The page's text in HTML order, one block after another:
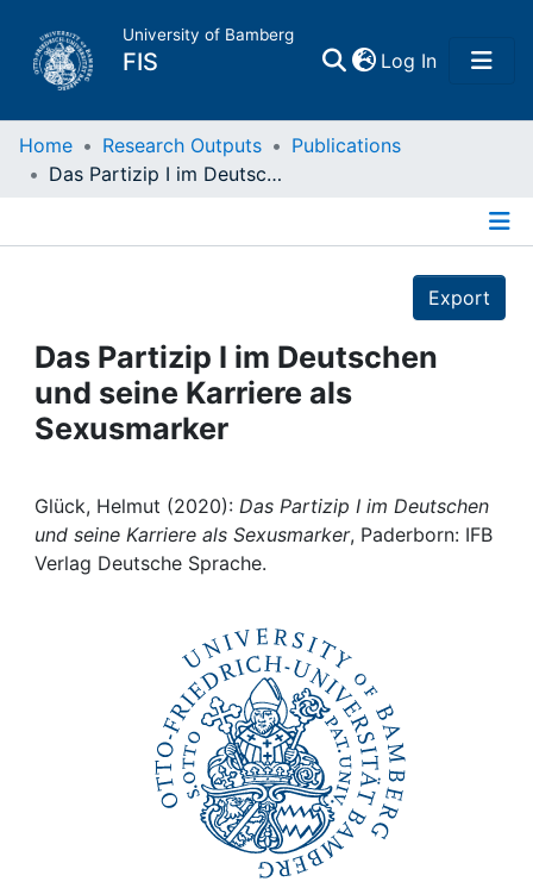
University of Bamberg
FIS Log In(current)
Home
Projects
People
Awards
Home Research Outputs
Publications
Das Partizip I im Deutschen und seine Karriere als Sexusmarker
Export
Das Partizip I im Deutschen
und seine Karriere als
Sexusmarker
Glück, Helmut (2020): Das Partizip I im Deutschen
und seine Karriere als Sexusmarker, Paderborn: IFB
Verlag Deutsche Sprache.